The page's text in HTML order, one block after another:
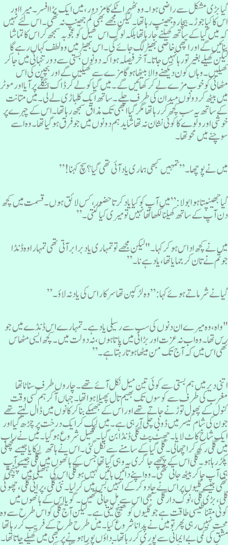
گیا بڑی مشکل سے راضی ہوا۔ وہ ٹھہرا ٹکے کا مزدور، میں ایک بڑا افسر۔ میرا اور
اس کا کیا جوڑ۔ بیچارہ جھینپ رہا تھا۔ لیکن مجھے بھی کم جھینپ نہ تھی۔ اس لئے نہیں
کہ میں گیا کے ساتھ کھیلنے جا رہا تھا بلکہ لوگ اس کھیل کو عجوبہ سمجھ کر اس کا تماشا
بنائیں گے اوراچھی خاصی بھیڑ لگ جائے گی۔اس بھیڑ میں وہ لطف کہاں رہے گا
لیکن کھیلے بغیر تو رہا نہیں جاتا۔ آخر فیصلہ ہوا کہ دونوں بستی سے دور تنہائی میں جاکر
کھیلیں۔ وہاں کون دیکھنے والا بیٹھا ہوگا مزے سے کھیلیں گے اور بچپن کی اس
مٹھائی کو خوب مزے لے کر کھائیں گے۔ میں گیا کو لے کر ڈاک بنگلے پر آیا اورموٹر
میں بیٹھ کر دونوں میدان کی طرف چلے۔ ساتھ ایک کلہاڑی لے لی۔ میں متانت
کے ساتھ یہ سب کچھ کر رہا تھا مگر گیا ابھی تک مذاق سمجھ رہا تھا۔ اس کے چہرے پر
خوشی اور ولوے کا کوئی نشان نہ تھا شاید ہم دونوں میں جو فرق ہو گیا تھا ۔ وہ اسے
سوچنے میں محو تھا۔
میں نے پوچھا۔” تمہیں کبھی ہماری یاد آئی تھی گیا ؟ سچ کہنا!”
گیا جھینپتا ہوا بولا: ” میں آپ کو کیا یاد کرتا حضور، کس لائق ہوں۔قسمت میں کچھ
دن آپ کے ساتھ کھیلنا لکھا تھا نہیں تو میری کیا گنتی۔”
میں نے کچھ اداس ہوکر کہا۔ "لیکن مجھے تو تمہاری یاد برابر آتی تھی تمہارا وہ ڈنڈا
جوتم نے تان کر جمایا تھا ، یاد ہے نا۔”
گیا نے شرماتے ہوئے کہا:”وہ لڑکپن تھا سرکار اس کی یاد نہ لاؤ۔”
"واہ، وہ میرے ان دنوں کی سب سے رسیلی یاد ہے۔ تمہارے اس ڈنڈے میں جو
رس تھا۔ وہ اب نہ عزت اور بڑائی میں پاتا ہوں، نہ دولت میں۔ کچھ ایسی مٹھاس
تھی اس میں کہ آج تک من میٹھا ہوتا رہتا ہے۔”
اتنی دیر میں ہم بستی سے کوئی تین میل نکل آئے تھے۔ چاروں طرف سناٹا تھا
مغرب کی طرف سے کوسوں تک بھیم تال پھیلا ہوا تھا۔ جہاں آکر ہم کسی وقت
کنول کے پھول توڑنے جاتے تھے اور اس کے جھمکے بنا کر کانوں میں ڈال لیتے تھے
جون کی شام کیسر میں ڈوبی چلی آرہی ہے۔ میں لپک کر ایک درخت پر چڑھ گیا اور
ایک شاخ کاٹ لایا۔ جھٹ پٹ گلی ڈنڈا بن گیا۔ کھیل شروع ہوگیا۔ میں نے راب
میں گلی رکھ کر اچھالی۔ گلی گیا کے سامنے سے نکل گئی۔ اس نے ہاتھ لپکایا جیسے مچھلی
پکڑ رہا ہو۔ گلی اس کے پیچھے جاگری یہ وہی گیا تھا جس کے ہاتھوں میں گلی جیسے آپ
ہی آپ جا کر بیٹھ جاتی تھی۔ وہ اپنے دائیں بائیں کہیں ہو گلی اس کی ہتھیلی میں پہنچتی
تھی جیسے گلیوں پر اس نے جادو کر کے انہیں بس میں کر لیا۔ نئی گلی، پرانی گلی، چھوٹی
گلی، بڑی گلی ،نوک دار گلی سبھی اس سے مل جاتی تھیں۔ گویا اس کے ہاتھوں میں
کوئی مقنا طیسی طاقت ہے جو گلیوں کو کھینچ لیتی ہے ۔ لیکن آج گلی کو اس طرح سے وہ
محبت نہیں رہی پھر تو میں نے پدانا شروع کیا۔ میں طرح طرح کے فریب کر رہا تھا
مشق کی کمی بے ایمانی سے پوری کررہا تھا۔ داؤں پورا ہونے پر بھی میں کھیلے جاتا تھا۔